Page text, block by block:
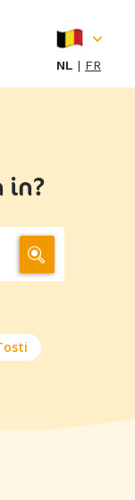
NL FR
in?